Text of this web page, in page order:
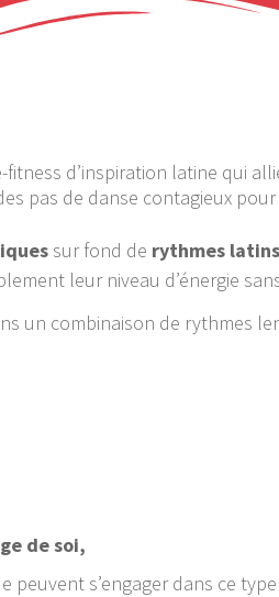
d’inspiration latine qui
pas de danse contagieux
sur fond de rythmes
leur niveau d’énergie
un combinaison de rythmes
de soi,
s’engager dans ce type